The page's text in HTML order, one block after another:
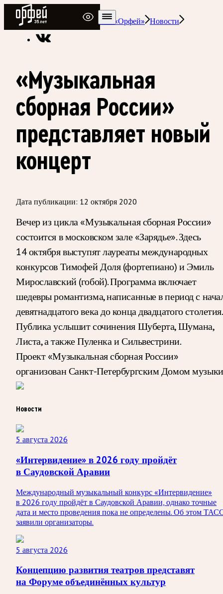
Радио Орфей
Радио классической музыки «Орфей» Новости
«Музыкальная
сборная России»
представляет новый
концерт
Дата публикации: 12 октября 2020
Вечер из цикла «Музыкальная сборная России»
состоится в московском зале «Зарядье». Здесь
14 октября выступят лауреаты международных
конкурсов Тимофей Доля (фортепиано) и Эмиль
Мирославский (гобой). Программа включает
шедевры романтизма, написанные в период с
девятнадцатого века до конца двадцатого столетия.
Публика услышит сочинения Шуберта, Шумана,
Листа, а также Пуленка и Сильвестрини.
Проект «Музыкальная сборная России»
организован Санкт-Петербургским Домом
Новости
5 августа 2026
«Интервидение» в 2026 году пройдёт
в Саудовской Аравии
Международный музыкальный конкурс «Интервидение»
в 2026 году пройдёт в Саудовской Аравии, однако точные
дата и место проведения пока не определены. Об этом
заявили организаторы.
5 августа 2026
Концепцию развития театров представят
на Форуме объединённых культур